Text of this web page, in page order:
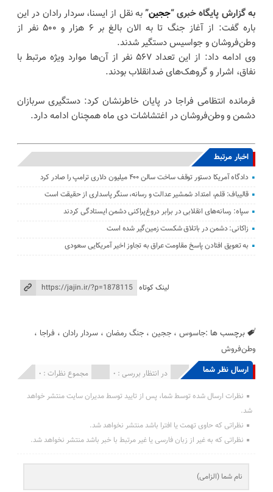
به گزارش پایگاه خبری “ججین”به نقل از ایسنا، سردار رادان در این
باره گفت: از آغاز جنگ تا به الان بالغ بر ۶ هزار و ۵۰۰ نفر از
وطن‌فروشان و جواسیس دستگیر شدند.
وی ادامه داد: از این تعداد ۵۶۷ نفر از آن‌ها موارد ویژه مرتبط با
نفاق، اشرار و گروهک‌های ضدانقلاب بودند.
فرمانده انتظامی فراجا در پایان خاطرنشان کرد: دستگیری سربازان
دشمن و وطن‌فروشان در اغتشاشات دی ماه همچنان ادامه دارد.
اخبار مرتبط
دادگاه آمریکا دستور توقف ساخت سالن ۴۰۰ میلیون دلاری ترامپ را صادر کرد
قالیباف: قلم، امتداد شمشیر عدالت و رسانه، سنگر پاسداری از حقیقت است
سپاه: رسانه‌های انقلابی در برابر دروغ‌پراکنی دشمن ایستادگی کردند
زاکانی: دشمن در باتلاق شکست زمین‌گیر شده است
به تعویق افتادن پاسخ مقاومت عراق به تجاوز اخیر آمریکایی سعودی
لینک کوتاه
برچسب ها :جاسوس ،ججین ،جنگ رمضان ،سردار رادان ، فراجا ،
وطن‌فروش
ارسال نظر شما مجموع نظرات : 0 در انتظار بررسی : 0 انتشار یافته : 0
نظرات ارسال شده توسط شما، پس از تایید توسط مدیران سایت منتشر خواهد
شد.
نظراتی که حاوی تهمت یا افترا باشد منتشر نخواهد شد.
نظراتی که به غیر از زبان فارسی یا غیر مرتبط با خبر باشد منتشر نخواهد شد.